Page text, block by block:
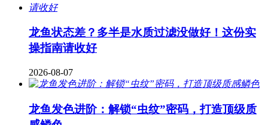
龙鱼状态差？多半是水质过滤没做好！这份实
操指南请收好
2026-08-07
龙鱼发色进阶：解锁“虫纹”密码，打造顶级质